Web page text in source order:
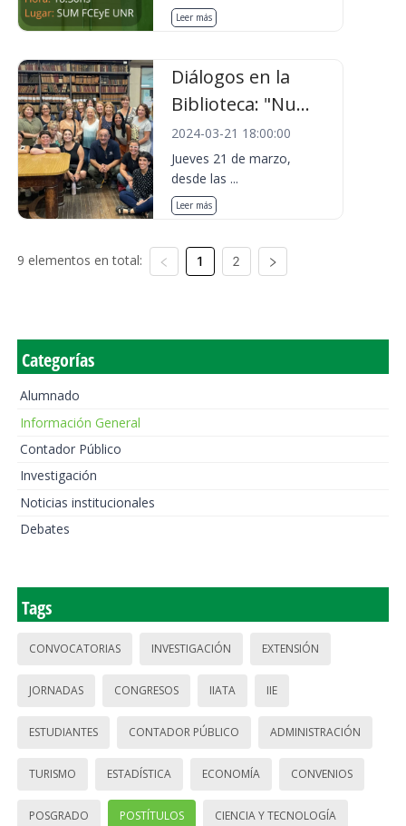
Leer más
Diálogos en la
Biblioteca: "Nu...
2024-03-21 18:00:00
Jueves 21 de marzo,
desde las ...
Leer más
9 elementos en total: 1 2
Categorías
Alumnado
Información General
Contador Público
Investigación
Noticias institucionales
Debates
Tags
CONVOCATORIAS INVESTIGACIÓN EXTENSIÓN
JORNADAS CONGRESOS IIATA IIE
ESTUDIANTES CONTADOR PÚBLICO ADMINISTRACIÓN
TURISMO ESTADÍSTICA ECONOMÍA CONVENIOS
POSGRADO POSTÍTULOS CIENCIA Y TECNOLOGÍA